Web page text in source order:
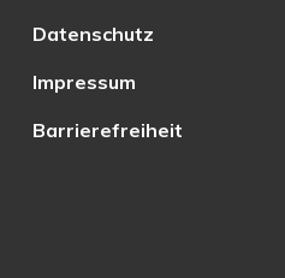
Datenschutz
Impressum
Barrierefreiheit